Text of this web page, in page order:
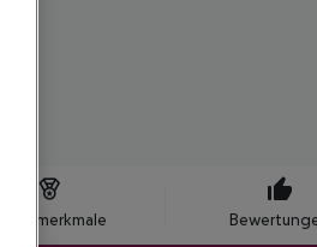
Hotelmerkmale